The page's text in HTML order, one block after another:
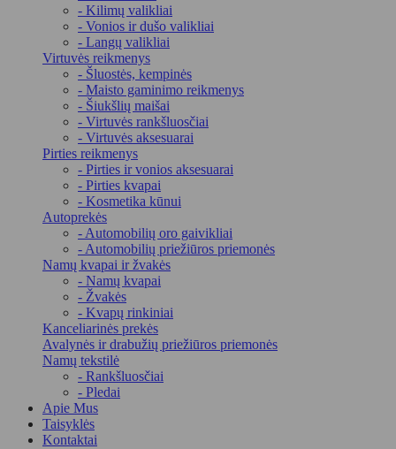
- Kilimų valikliai
- Vonios ir dušo valikliai
- Langų valikliai
Virtuvės reikmenys
- Šluostės, kempinės
- Maisto gaminimo reikmenys
- Šiukšlių maišai
- Virtuvės rankšluosčiai
- Virtuvės aksesuarai
Pirties reikmenys
- Pirties ir vonios aksesuarai
- Pirties kvapai
- Kosmetika kūnui
Autoprekės
- Automobilių oro gaivikliai
- Automobilių priežiūros priemonės
Namų kvapai ir žvakės
- Namų kvapai
- Žvakės
- Kvapų rinkiniai
Kanceliarinės prekės
Avalynės ir drabužių priežiūros priemonės
Namų tekstilė
- Rankšluosčiai
- Pledai
Apie Mus
Taisyklės
Kontaktai